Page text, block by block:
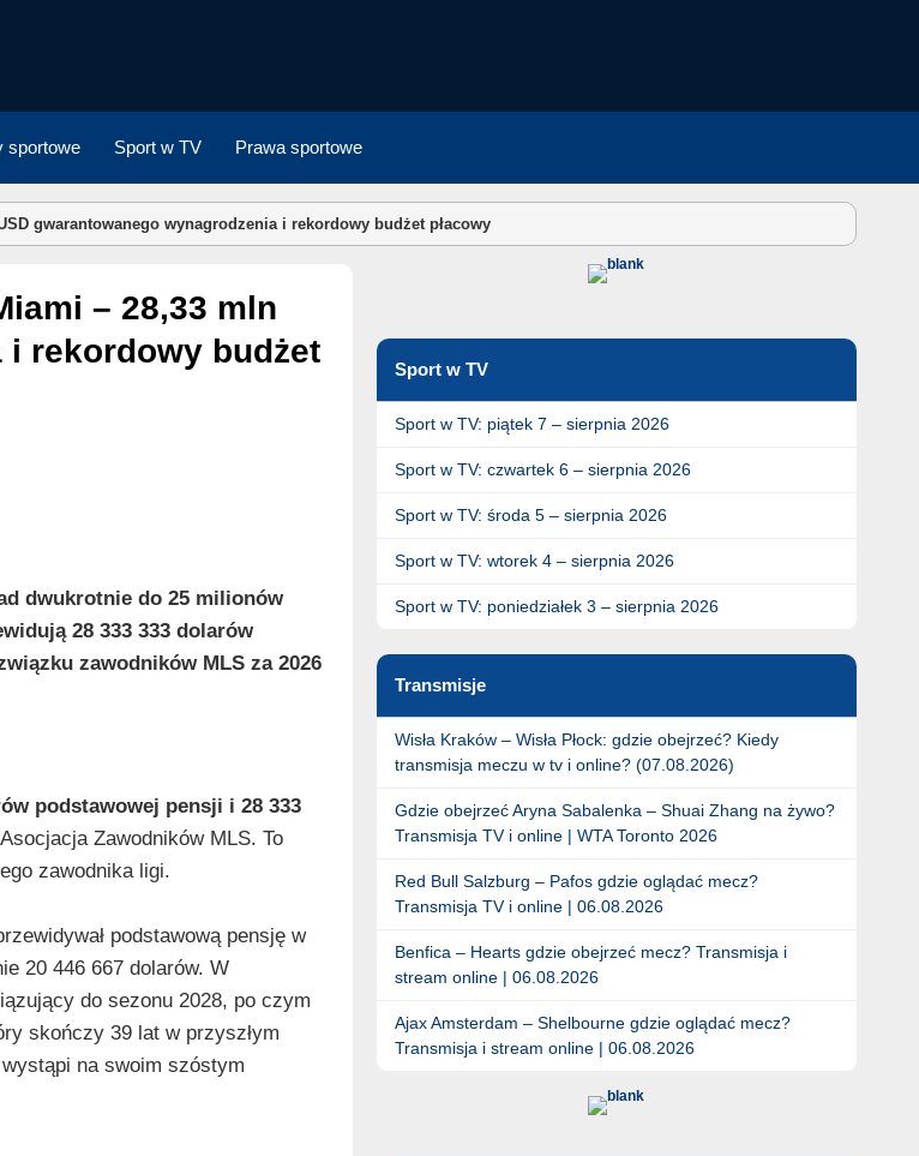
sportowe Sport w TV Prawa sportowe
gwarantowanego wynagrodzenia i rekordowy budżet płacowy
i rekordowy budżet
dwukrotnie do 25 milionów
28 333 333 dolarów
zawodników MLS za 2026
podstawowej pensji i 28 333
Zawodników MLS. To
zawodnika ligi.
podstawową pensję w
20 446 667 dolarów. W
do sezonu 2028, po czym
skończy 39 lat w przyszłym
na swoim szóstym
Sport w TV
Sport w TV: piątek 7 – sierpnia 2026
Sport w TV: czwartek 6 – sierpnia 2026
Sport w TV: środa 5 – sierpnia 2026
Sport w TV: wtorek 4 – sierpnia 2026
Sport w TV: poniedziałek 3 – sierpnia 2026
Transmisje
Wisła Kraków – Wisła Płock: gdzie obejrzeć? Kiedy
transmisja meczu w tv i online? (07.08.2026)
Gdzie obejrzeć Aryna Sabalenka – Shuai Zhang na żywo?
Transmisja TV i online | WTA Toronto 2026
Red Bull Salzburg – Pafos gdzie oglądać mecz?
Transmisja TV i online | 06.08.2026
Benfica – Hearts gdzie obejrzeć mecz? Transmisja i
stream online | 06.08.2026
Ajax Amsterdam – Shelbourne gdzie oglądać mecz?
Transmisja i stream online | 06.08.2026